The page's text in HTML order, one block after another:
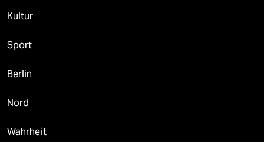
Kultur
Sport
Berlin
Nord
Wahrheit